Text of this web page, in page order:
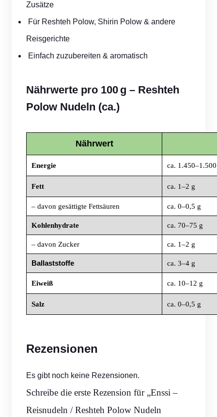
Zusätze
Für Reshteh Polow, Shirin Polow & andere
Reisgerichte
Einfach zuzubereiten & aromatisch
Nährwerte pro 100 g – Reshteh
Polow Nudeln (ca.)
Nährwert
Energie ca.
Fett ca. 1–2 g
– davon gesättigte Fettsäuren ca. 0–0,5 g
Kohlenhydrate ca. 70–75 g
– davon Zucker ca. 1–2 g
Ballaststoffe ca. 3–4 g
Eiweiß ca. 10–12 g
Salz ca. 0–0,5 g
Rezensionen
Es gibt noch keine Rezensionen.
Schreibe die erste Rezension für „Enssi –
Reisnudeln / Reshteh Polow Nudeln